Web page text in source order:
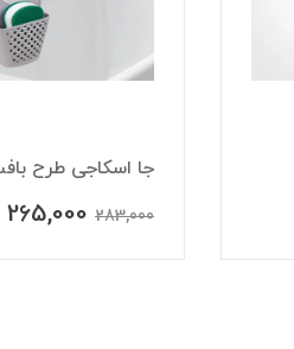
جا اسکاجی طرح
283,000
265,000